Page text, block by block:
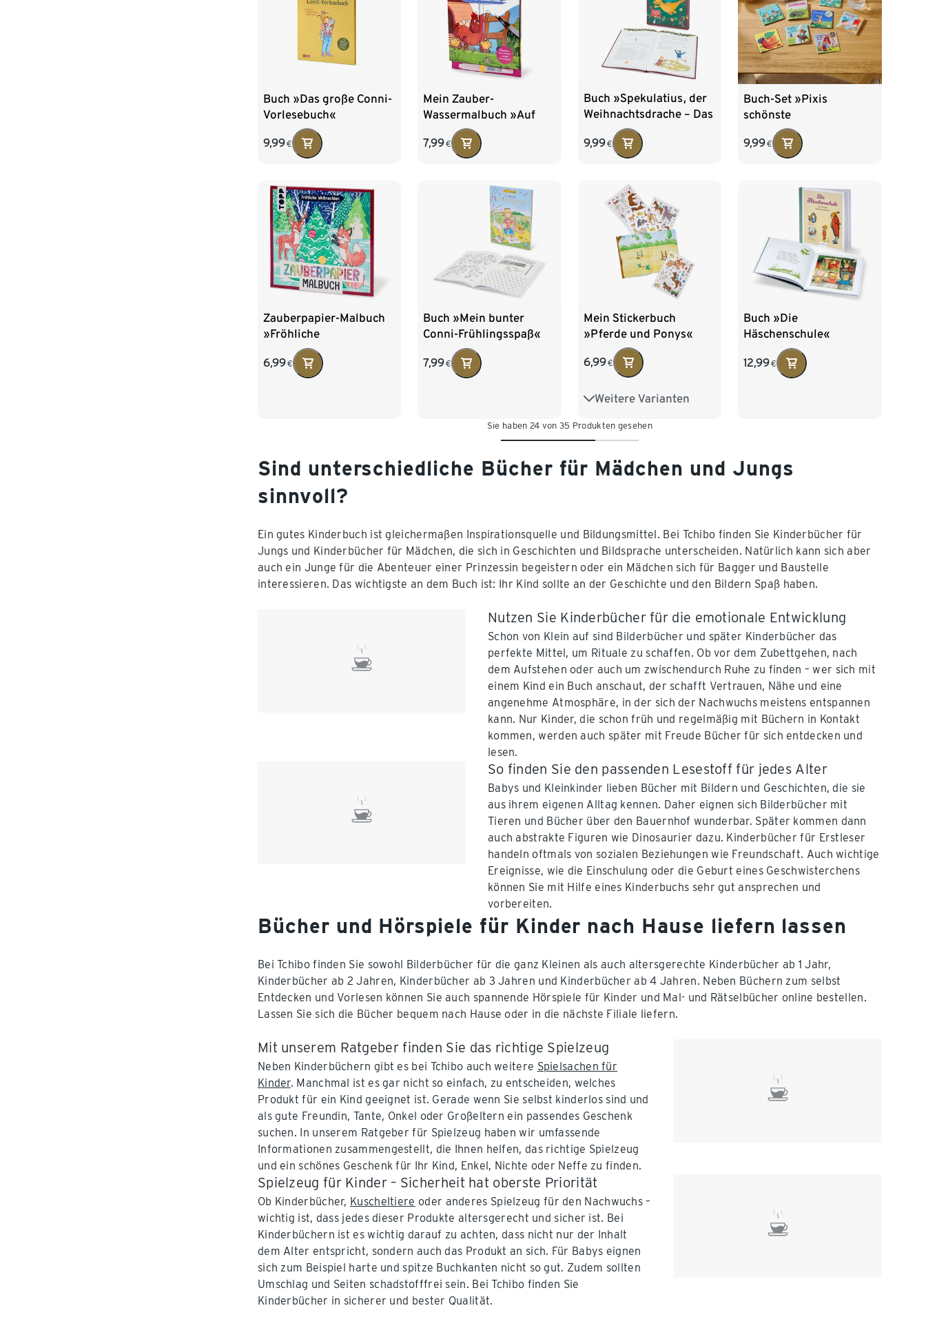
Buch »Das große Conni-
Vorlesebuch«
9,99€
Mein Zauber-
Wassermalbuch »Auf
dem Bauernhof«
7,99€
Buch »Spekulatius, der
Weihnachtsdrache – Das
zweite Abenteuer«
9,99€
Buch-Set »Pixis
schönste
Frühlingsdose«
9,99€
Zauberpapier-Malbuch
»Fröhliche
Weihnachten«
6,99€
Buch »Mein bunter
Conni-Frühlingsspaß«
7,99€
Mein Stickerbuch
»Pferde und Ponys«
6,99€
Weitere Varianten
Fahrzeuge
Buch »Die
Häschenschule«
12,99€
Sie haben 24 von 35 Produkten gesehen
Sind unterschiedliche Bücher für Mädchen und Jungs
sinnvoll?
Ein gutes Kinderbuch ist gleichermaßen Inspirationsquelle und Bildungsmittel. Bei Tchibo finden Sie Kinderbücher für
Jungs und Kinderbücher für Mädchen, die sich in Geschichten und Bildsprache unterscheiden. Natürlich kann sich aber
auch ein Junge für die Abenteuer einer Prinzessin begeistern oder ein Mädchen sich für Bagger und Baustelle
interessieren. Das wichtigste an dem Buch ist: Ihr Kind sollte an der Geschichte und den Bildern Spaß haben.
Nutzen Sie Kinderbücher für die emotionale Entwicklung
Schon von Klein auf sind Bilderbücher und später Kinderbücher das
perfekte Mittel, um Rituale zu schaffen. Ob vor dem Zubettgehen, nach
dem Aufstehen oder auch um zwischendurch Ruhe zu finden – wer sich mit
einem Kind ein Buch anschaut, der schafft Vertrauen, Nähe und eine
angenehme Atmosphäre, in der sich der Nachwuchs meistens entspannen
kann. Nur Kinder, die schon früh und regelmäßig mit Büchern in Kontakt
kommen, werden auch später mit Freude Bücher für sich entdecken und
lesen.
So finden Sie den passenden Lesestoff für jedes Alter
Babys und Kleinkinder lieben Bücher mit Bildern und Geschichten, die sie
aus ihrem eigenen Alltag kennen. Daher eignen sich Bilderbücher mit
Tieren und Bücher über den Bauernhof wunderbar. Später kommen dann
auch abstrakte Figuren wie Dinosaurier dazu. Kinderbücher für Erstleser
handeln oftmals von sozialen Beziehungen wie Freundschaft. Auch wichtige
Ereignisse, wie die Einschulung oder die Geburt eines Geschwisterchens
können Sie mit Hilfe eines Kinderbuchs sehr gut ansprechen und
vorbereiten.
Bücher und Hörspiele für Kinder nach Hause liefern lassen
Bei Tchibo finden Sie sowohl Bilderbücher für die ganz Kleinen als auch altersgerechte Kinderbücher ab 1 Jahr,
Kinderbücher ab 2 Jahren, Kinderbücher ab 3 Jahren und Kinderbücher ab 4 Jahren. Neben Büchern zum selbst
Entdecken und Vorlesen können Sie auch spannende Hörspiele für Kinder und Mal- und Rätselbücher online bestellen.
Lassen Sie sich die Bücher bequem nach Hause oder in die nächste Filiale liefern.
Mit unserem Ratgeber finden Sie das richtige Spielzeug
Neben Kinderbüchern gibt es bei Tchibo auch weitere Spielsachen für
Kinder. Manchmal ist es gar nicht so einfach, zu entscheiden, welches
Produkt für ein Kind geeignet ist. Gerade wenn Sie selbst kinderlos sind und
als gute Freundin, Tante, Onkel oder Großeltern ein passendes Geschenk
suchen. In unserem Ratgeber für Spielzeug haben wir umfassende
Informationen zusammengestellt, die Ihnen helfen, das richtige Spielzeug
und ein schönes Geschenk für Ihr Kind, Enkel, Nichte oder Neffe zu finden.
Spielzeug für Kinder – Sicherheit hat oberste Priorität
Ob Kinderbücher, Kuscheltiere oder anderes Spielzeug für den Nachwuchs –
wichtig ist, dass jedes dieser Produkte altersgerecht und sicher ist. Bei
Kinderbüchern ist es wichtig darauf zu achten, dass nicht nur der Inhalt
dem Alter entspricht, sondern auch das Produkt an sich. Für Babys eignen
sich zum Beispiel harte und spitze Buchkanten nicht so gut. Zudem sollten
Umschlag und Seiten schadstofffrei sein. Bei Tchibo finden Sie
Kinderbücher in sicherer und bester Qualität.